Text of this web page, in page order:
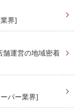
界]
運営の地域密着
パー業界]